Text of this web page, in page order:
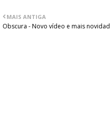
MAIS ANTIGA
Obscura - Novo vídeo e mais